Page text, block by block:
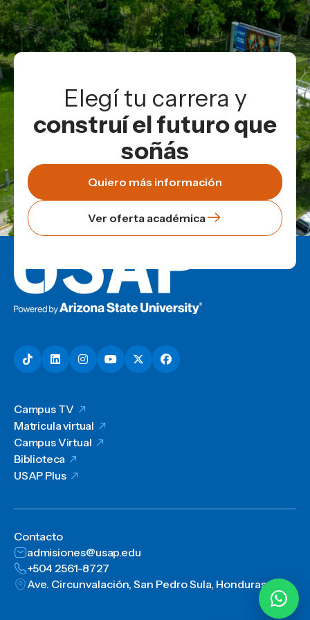
Elegí tu carrera y
construí el futuro que
soñás
Quiero más información
Ver oferta académica
Campus TV
Matricula virtual
Campus Virtual
Biblioteca
USAP Plus
Contacto
admisiones@usap.edu
+504 2561-8727
Ave. Circunvalación, San Pedro Sula, Honduras, C.A.